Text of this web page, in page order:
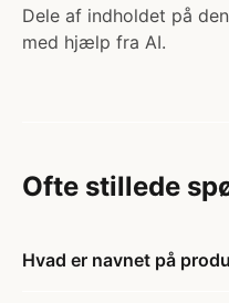
Dele af indholdet på
med hjælp fra AI.
Ofte stillede
Hvad er navnet på